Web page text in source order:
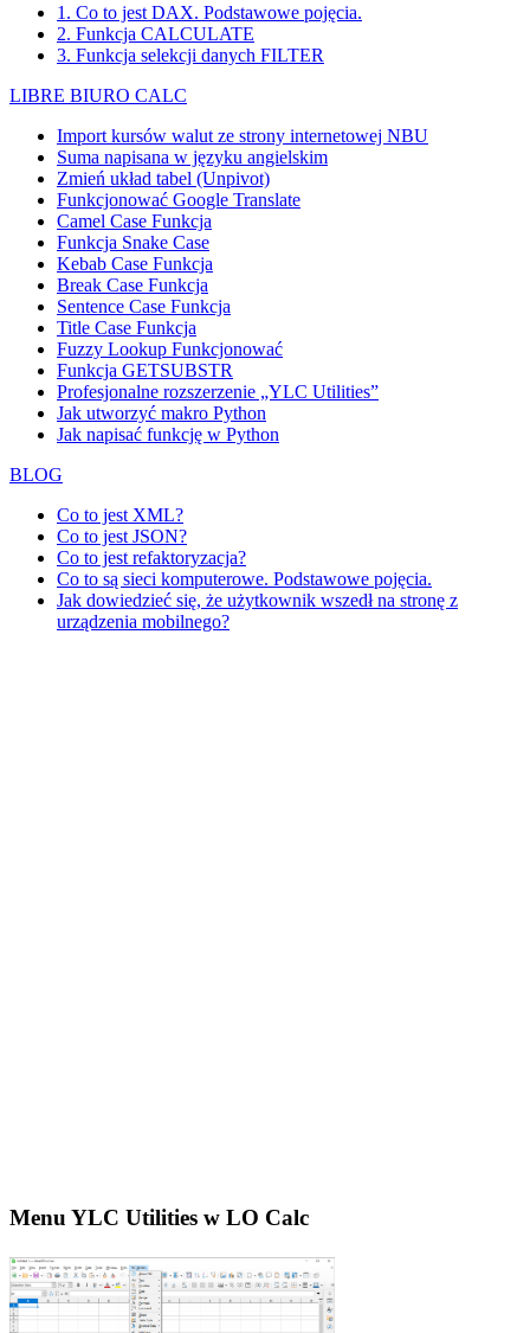
1. Co to jest DAX. Podstawowe pojęcia.
2. Funkcja CALCULATE
3. Funkcja selekcji danych FILTER
LIBRE BIURO CALC
Import kursów walut ze strony internetowej NBU
Suma napisana w języku angielskim
Zmień układ tabel (Unpivot)
Funkcjonować Google Translate
Camel Case Funkcja
Funkcja Snake Case
Kebab Case Funkcja
Break Case Funkcja
Sentence Case Funkcja
Title Case Funkcja
Fuzzy Lookup Funkcjonować
Funkcja GETSUBSTR
Profesjonalne rozszerzenie „YLC Utilities”
Jak utworzyć makro Python
Jak napisać funkcję w Python
BLOG
Co to jest XML?
Co to jest JSON?
Co to jest refaktoryzacja?
Co to są sieci komputerowe. Podstawowe pojęcia.
Jak dowiedzieć się, że użytkownik wszedł na stronę z
urządzenia mobilnego?
Menu YLC Utilities w LO Calc